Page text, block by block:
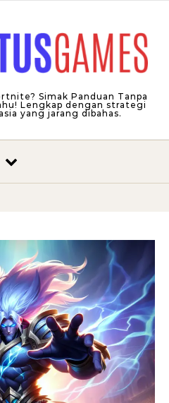
Simak Panduan Tanpa
Lengkap dengan strategi
yang jarang dibahas.